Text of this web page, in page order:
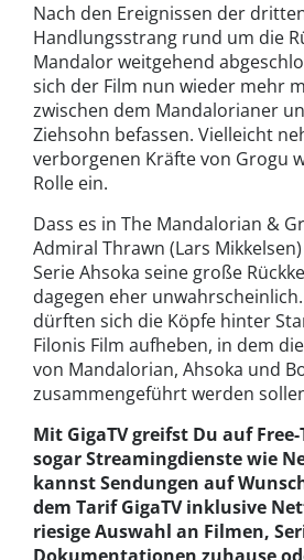
Nach den Ereignissen der
Handlungsstrang rund um die
Mandalor weitgehend
sich der Film nun wieder mehr
zwischen dem Mandalorianer
Ziehsohn befassen. Vielleicht
verborgenen Kräfte von Grogu
Rolle ein.
Dass es in The Mandalorian &
Admiral Thrawn (Lars
Serie Ahsoka seine große
dagegen eher
dürften sich die Köpfe hinter
Filonis Film aufheben, in dem
von Mandalorian, Ahsoka und
zusammengeführt werden
Mit GigaTV greifst Du auf Free-
sogar Streamingdienste wie
kannst Sendungen auf
dem Tarif GigaTV inklusive
riesige Auswahl an Filmen,